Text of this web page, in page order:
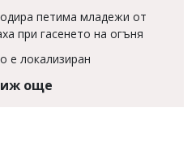
петима младежи от
при гасенето на огъня
е локализиран
още